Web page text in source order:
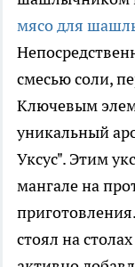
мясо для
смесью соли,
Ключевым
уникальный
Уксус". Этим
мангале на
стоял на